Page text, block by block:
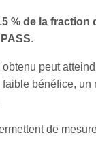
% de la fraction
.
peut
bénéfice, un
de